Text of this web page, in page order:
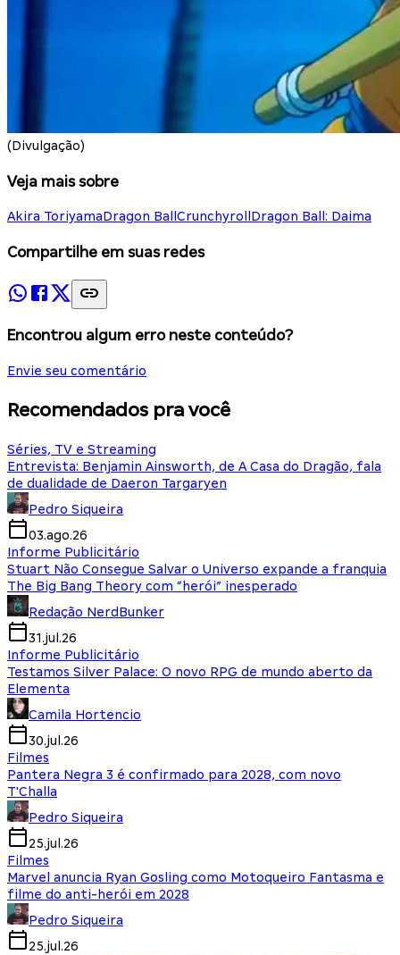
(Divulgação)
Veja mais sobre
Akira ToriyamaDragon Ball Crunchyroll Dragon Ball: Daima
Compartilhe em suas redes
Encontrou algum erro neste conteúdo?
Envie seu comentário
Recomendados pra você
Séries, TV e Streaming
Entrevista: Benjamin Ainsworth, de A Casa do Dragão, fala
de dualidade de Daeron Targaryen
Pedro Siqueira
03.ago.26
Informe Publicitário
Stuart Não Consegue Salvar o Universo expande a franquia
The Big Bang Theory com “herói” inesperado
Redação NerdBunker
31.jul.26
Informe Publicitário
Testamos Silver Palace: O novo RPG de mundo aberto da
Elementa
Camila Hortencio
30.jul.26
Filmes
Pantera Negra 3 é confirmado para 2028, com novo
T'Challa
Pedro Siqueira
25.jul.26
Filmes
Marvel anuncia Ryan Gosling como Motoqueiro Fantasma e
filme do anti-herói em 2028
Pedro Siqueira
25.jul.26